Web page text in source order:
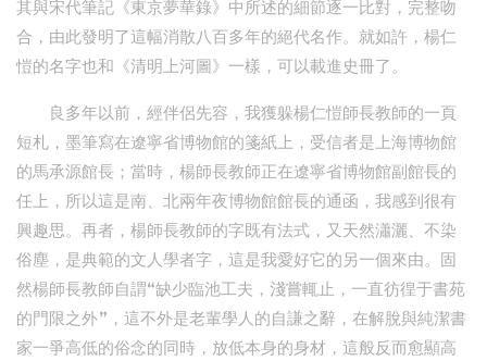
其與宋代筆記《東京夢華錄》中所述的細節逐一比對，完整吻
合，由此發明了這幅消散八百多年的絕代名作。就如許，楊仁
愷的名字也和《清明上河圖》一樣，可以載進史冊了。
良多年以前，經伴侶先容，我獲躲楊仁愷師長教師的一頁
短札，墨筆寫在遼寧省博物館的箋紙上，受信者是上海博物館
的馬承源館長；當時，楊師長教師正在遼寧省博物館副館長的
任上，所以這是南、北兩年夜博物館館長的通函，我感到很有
興趣思。再者，楊師長教師的字既有法式，又天然瀟灑、不染
俗塵，是典範的文人學者字，這是我愛好它的另一個來由。固
然楊師長教師自謂“缺少臨池工夫，淺嘗輒止，一直彷徨于書苑
的門限之外”，這不外是老輩學人的自謙之辭，在解脫與純潔書
家一爭高低的俗念的同時，放低本身的身材，這般反而愈顯高